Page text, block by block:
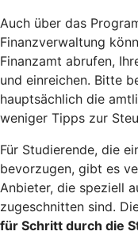
Auch über das
Finanzverwaltung
Finanzamt abrufen,
und einreichen. Bitte
hauptsächlich die
weniger Tipps zur
Für Studierende, die
bevorzugen, gibt es
Anbieter, die speziell
zugeschnitten sind.
für Schritt durch die